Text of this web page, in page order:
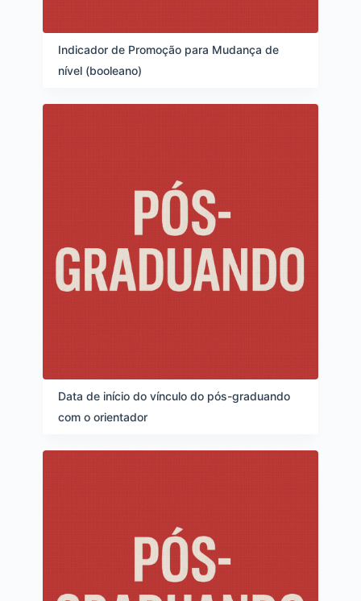
Indicador de Promoção para Mudança de
nível (booleano)
Data de início do vínculo do pós-graduando
com o orientador